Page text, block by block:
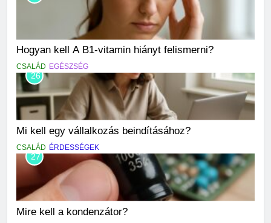
Hogyan kell A B1-vitamin hiányt felismerni?
CSALÁD EGÉSZSÉG
26
Mi kell egy vállalkozás beindításához?
CSALÁD ÉRDESSÉGEK
27
Mire kell a kondenzátor?